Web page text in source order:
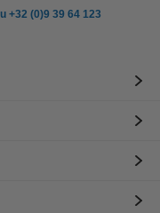
+32 (0)9 39 64 123